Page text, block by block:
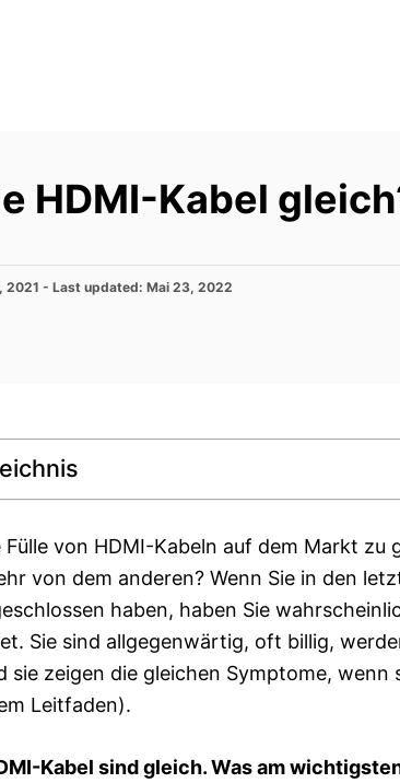
HDMI-Kabel
2021 - Last updated: Mai 23, 2022
Fülle von HDMI-Kabeln auf dem Markt zu
von dem anderen? Wenn Sie in den
haben, haben Sie
Sie sind allgegenwärtig, oft billig,
sie zeigen die gleichen Symptome, wenn
Leitfaden).
Kabel sind gleich. Was am